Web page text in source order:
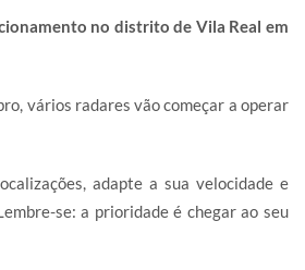
no distrito de Vila Real em
vários radares vão começar a operar
adapte a sua velocidade e
se: a prioridade é chegar ao seu